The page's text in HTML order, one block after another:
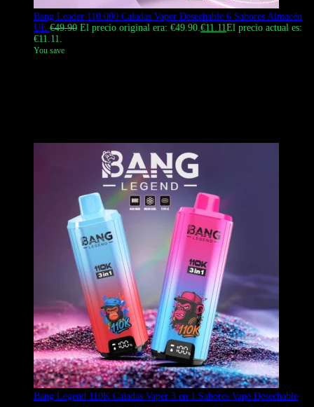
Bang Leader 110.000 Caladas Vaper Desechable 6 Sabores Almacén
UE €49.90 El precio original era: €49.90.€11.11El precio actual es:
€11.11.
You save
Bang Legend 110K Caladas Vaper 3 en 1 Sabores Vape Desechable